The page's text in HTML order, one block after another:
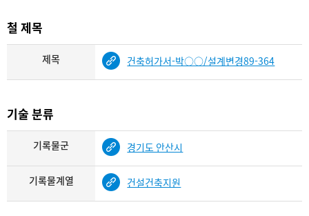
철 제목
제목 건축허가서-박○○/설계변경89-364
기술 분류
기록물군 경기도 안산시
기록물계열 건설건축지원